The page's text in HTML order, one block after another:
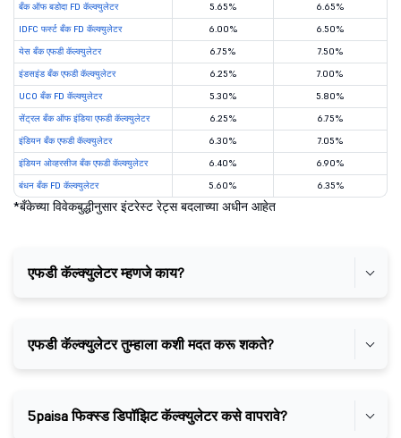
बँक ऑफ बडोदा FD कॅल्क्युलेटर
5.65%
6.65%
IDFC फर्स्ट बँक FD कॅल्क्युलेटर
6.00%
6.50%
येस बँक एफडी कॅल्क्युलेटर
6.75%
7.50%
इंडसइंड बँक एफडी कॅल्क्युलेटर
6.25%
7.00%
UCO बँक FD कॅल्क्युलेटर
5.30%
5.80%
सेंट्रल बँक ऑफ इंडिया एफडी कॅल्क्युलेटर
6.25%
6.75%
इंडियन बँक एफडी कॅल्क्युलेटर
6.30%
7.05%
इंडियन ओव्हरसीज बँक एफडी कॅल्क्युलेटर
6.40%
6.90%
बंधन बँक FD कॅल्क्युलेटर
5.60% 6.35%
*बँकेच्या विवेकबुद्धीनुसार इंटरेस्ट रेट्स बदलाच्या अधीन आहेत
एफडी कॅल्क्युलेटर म्हणजे काय?
एफडी कॅल्क्युलेटर तुम्हाला कशी मदत करू शकते?
5paisa फिक्स्ड डिपॉझिट कॅल्क्युलेटर कसे वापरावे?